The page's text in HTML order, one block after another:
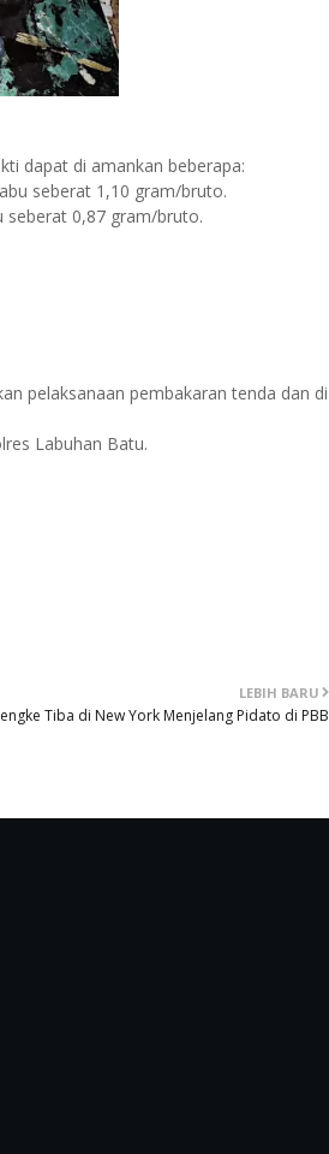
dapat di amankan beberapa:
seberat 1,10 gram/bruto.
seberat 0,87 gram/bruto.
pelaksanaan pembakaran tenda dan di
Labuhan Batu.
LEBIH BARU
Tiba di New York Menjelang Pidato di PBB